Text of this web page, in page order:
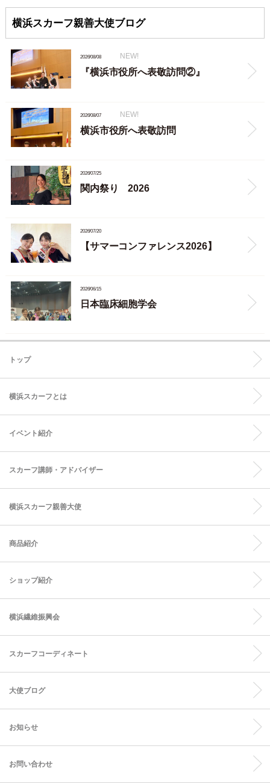
横浜スカーフ親善大使ブログ
2026/08/08 NEW!
『横浜市役所へ表敬訪問②』
2026/08/07 NEW!
横浜市役所へ表敬訪問
2026/07/25
関内祭り 2026
2026/07/20
【サマーコンファレンス2026】
2026/06/15
日本臨床細胞学会
トップ
横浜スカーフとは
イベント紹介
スカーフ講師・アドバイザー
横浜スカーフ親善大使
商品紹介
ショップ紹介
横浜繊維振興会
スカーフコーディネート
大使ブログ
お知らせ
お問い合わせ